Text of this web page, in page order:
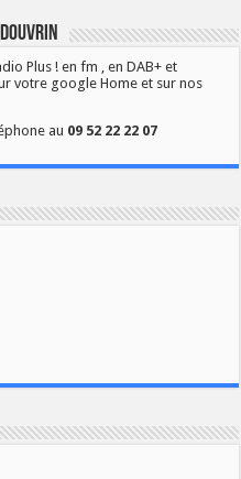
Plus ! en fm , en DAB+ et
votre google Home et sur nos
au 09 52 22 22 07